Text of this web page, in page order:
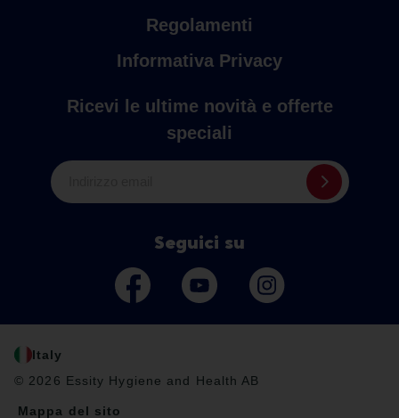
Regolamenti
Informativa Privacy
Ricevi le ultime novità e offerte
speciali
Seguici su
Italy
© 2026 Essity Hygiene and Health AB
Mappa del sito